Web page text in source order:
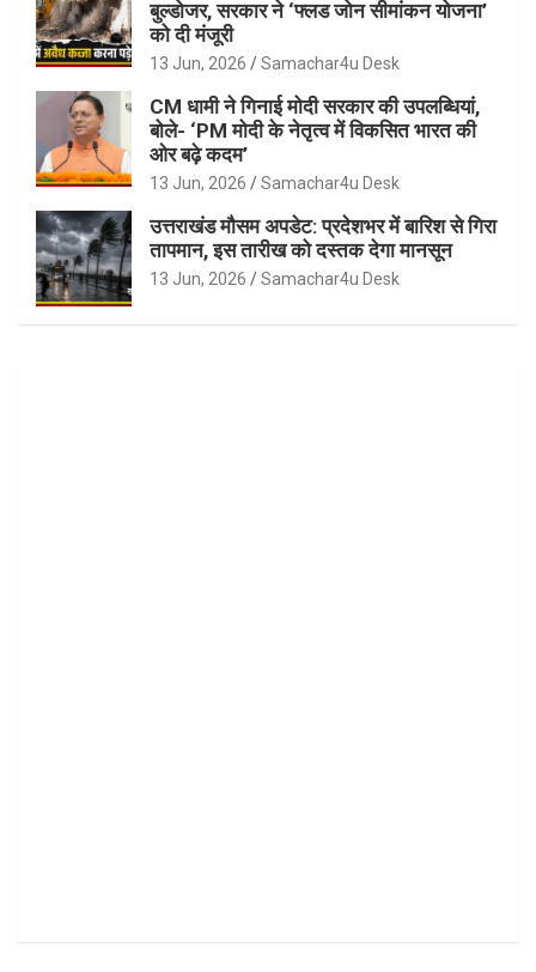
बुल्डोजर, सरकार ने ‘फ्लड जोन सीमांकन योजना’
को दी मंजूरी
13 Jun, 2026 Samachar4u Desk
CM धामी ने गिनाई मोदी सरकार की उपलब्धियां,
बोले- ‘PM मोदी के नेतृत्व में विकसित भारत की
ओर बढ़े कदम’
13 Jun, 2026 Samachar4u Desk
उत्तराखंड मौसम अपडेट: प्रदेशभर में बारिश से गिरा
तापमान, इस तारीख को दस्तक देगा मानसून
13 Jun, 2026 Samachar4u Desk